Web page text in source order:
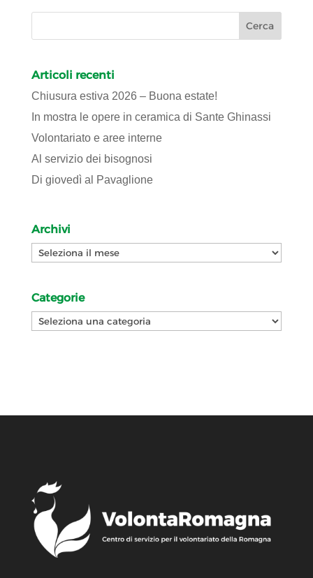
Articoli recenti
Chiusura estiva 2026 – Buona estate!
In mostra le opere in ceramica di Sante Ghinassi
Volontariato e aree interne
Al servizio dei bisognosi
Di giovedì al Pavaglione
Archivi
Archivi
Categorie
Categorie